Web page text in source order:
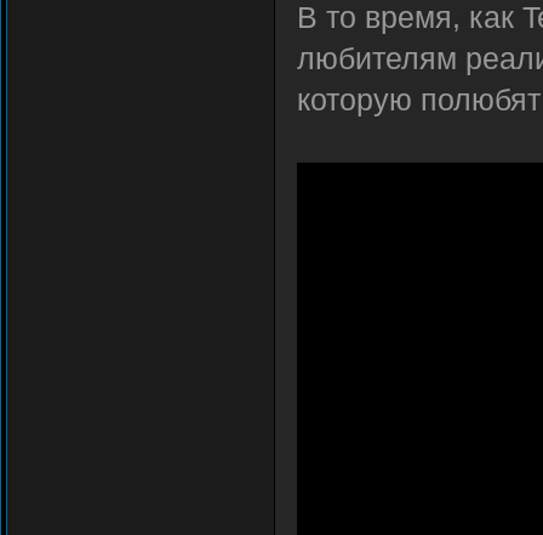
В то время, как
любителям
которую